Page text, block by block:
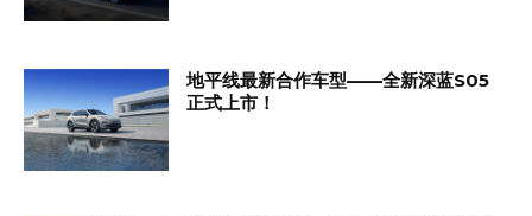
地平线最新合作车型——全新深蓝S05
正式上市！